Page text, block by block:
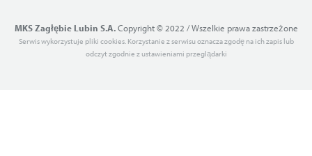
MKS Zagłębie Lubin S.A.Copyright © 2022 / Wszelkie prawa zastrzeżone
Serwis wykorzystuje pliki cookies. Korzystanie z serwisu oznacza zgodę na ich zapis lub
odczyt zgodnie z ustawieniami przeglądarki